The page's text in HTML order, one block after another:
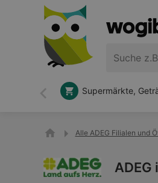
Zurück
Supermärkte,
Alle ADEG Filialen und